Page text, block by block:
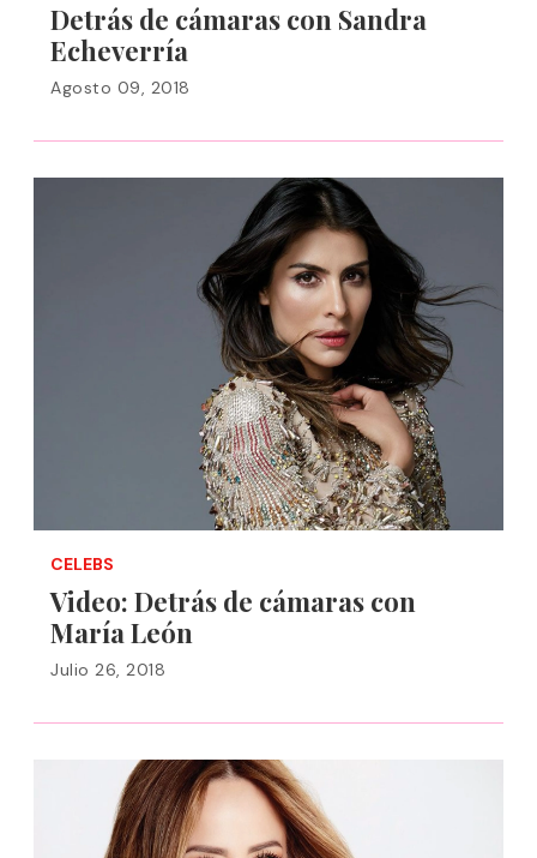
Detrás de cámaras con Sandra
Echeverría
Agosto 09, 2018
CELEBS
Video: Detrás de cámaras con
María León
Julio 26, 2018